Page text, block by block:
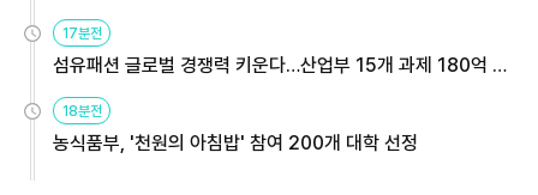
용해야
17분전
섬유패션 글로벌 경쟁력 키운다…산업부 15개 과제 180억 지
원
18분전
농식품부, '천원의 아침밥' 참여 200개 대학 선정